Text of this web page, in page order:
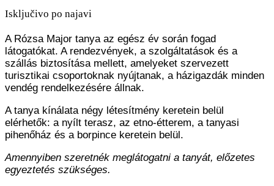
Isključivo po najavi
A Rózsa Major tanya az egész év során fogad
látogatókat. A rendezvények, a szolgáltatások és a
szállás biztosítása mellett, amelyeket szervezett
turisztikai csoportoknak nyújtanak, a házigazdák minden
vendég rendelkezésére állnak.
A tanya kínálata négy létesítmény keretein belül
elérhetők: a nyílt terasz, az etno-étterem, a tanyasi
pihenőház és a borpince keretein belül.
Amennyiben szeretnék meglátogatni a tanyát, előzetes
egyeztetés szükséges.